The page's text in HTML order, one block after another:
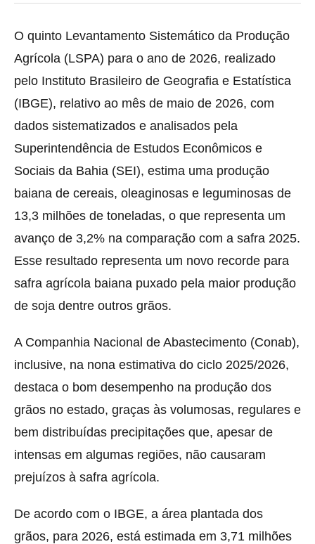
O quinto Levantamento Sistemático da Produção
Agrícola (LSPA) para o ano de 2026, realizado
pelo Instituto Brasileiro de Geografia e Estatística
(IBGE), relativo ao mês de maio de 2026, com
dados sistematizados e analisados pela
Superintendência de Estudos Econômicos e
Sociais da Bahia (SEI), estima uma produção
baiana de cereais, oleaginosas e leguminosas de
13,3 milhões de toneladas, o que representa um
avanço de 3,2% na comparação com a safra 2025.
Esse resultado representa um novo recorde para
safra agrícola baiana puxado pela maior produção
de soja dentre outros grãos.
A Companhia Nacional de Abastecimento (Conab),
inclusive, na nona estimativa do ciclo 2025/2026,
destaca o bom desempenho na produção dos
grãos no estado, graças às volumosas, regulares e
bem distribuídas precipitações que, apesar de
intensas em algumas regiões, não causaram
prejuízos à safra agrícola.
De acordo com o IBGE, a área plantada dos
grãos, para 2026, está estimada em 3,71 milhões